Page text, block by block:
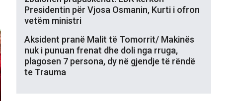
Presidentin për Vjosa Osmanin, Kurti i ofron
vetëm ministri
Aksident pranë Malit të Tomorrit/ Makinës
nuk i punuan frenat dhe doli nga rruga,
plagosen 7 persona, dy në gjendje të rëndë
te Trauma